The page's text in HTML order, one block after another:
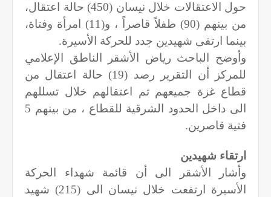
حول الاعتقالات خلال نيسان (450) حالة اعتقال،
من بينهم (90) طفلاً قاصراً ، و(11) امرأة وفتاة،
بينما ارتقى شهيدين جدد للحركة الأسيرة.
وأوضح الباحث رياض الأشقر الناطق الإعلامي
للمركز أن التقرير رصد (19) حالة اعتقال من
قطاع غزة جميعهم تم اعتقالهم خلال تسللهم
الى داخل الحدود الشرقية للقطاع ، من بينهم 5
فتية قاصرين.
ارتقاء شهيدين
وأشار الأشقر الى أن قائمة شهداء الحركة
الأسيرة ارتفعت خلال نيسان الى (215) شهيد